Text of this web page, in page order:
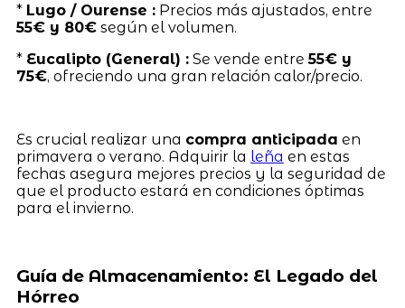
* Lugo / Ourense :Precios más ajustados, entre
55€ y 80€según el volumen.
* Eucalipto (General) :Se vende entre55€ y
75€, ofreciendo una gran relación calor/precio.
Es crucial realizar una compra anticipada en
primavera o verano. Adquirir la leña en estas
fechas asegura mejores precios y la seguridad de
que el producto estará en condiciones óptimas
para el invierno.
Guía de Almacenamiento: El Legado del
Hórreo